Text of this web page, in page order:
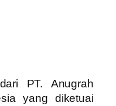
PT. Anugrah
yang diketuai